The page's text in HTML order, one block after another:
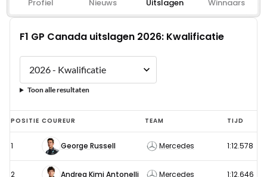
Profiel Nieuws Uitslagen Winnaars
F1 GP Canada uitslagen 2026: Kwalificatie
Toon alle resultaten
F1
GP
Canada
uitslagen
POSITIE COUREUR TEAM TIJD
1 George Russell Mercedes 1:12.578
2 Andrea Kimi Antonelli Mercedes 1:12.646